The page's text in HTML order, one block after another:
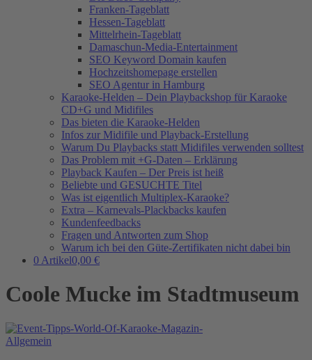
Franken-Tageblatt
Hessen-Tageblatt
Mittelrhein-Tageblatt
Damaschun-Media-Entertainment
SEO Keyword Domain kaufen
Hochzeitshomepage erstellen
SEO Agentur in Hamburg
Karaoke-Helden – Dein Playbackshop für Karaoke
CD+G und Midifiles
Das bieten die Karaoke-Helden
Infos zur Midifile und Playback-Erstellung
Warum Du Playbacks statt Midifiles verwenden solltest
Das Problem mit +G-Daten – Erklärung
Playback Kaufen – Der Preis ist heiß
Beliebte und GESUCHTE Titel
Was ist eigentlich Multiplex-Karaoke?
Extra – Karnevals-Plackbacks kaufen
Kundenfeedbacks
Fragen und Antworten zum Shop
Warum ich bei den Güte-Zertifikaten nicht dabei bin
0 Artikel0,00 €
Coole Mucke im Stadtmuseum
Allgemein